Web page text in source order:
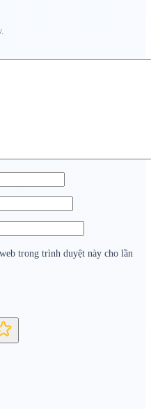
trong trình duyệt này cho lần